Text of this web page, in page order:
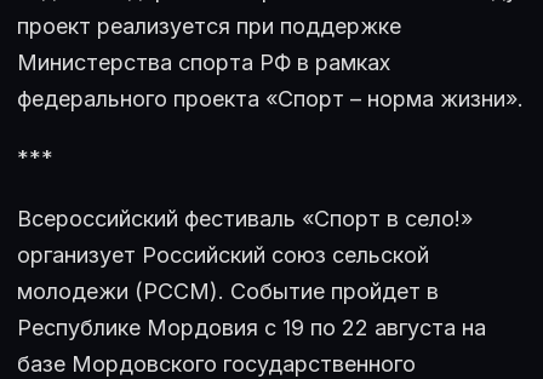
проект реализуется при поддержке
Министерства спорта РФ в рамках
федерального проекта «Спорт – норма жизни».
***
Всероссийский фестиваль «Спорт в село!»
организует Российский союз сельской
молодежи (РССМ). Событие пройдет в
Республике Мордовия с 19 по 22 августа на
базе Мордовского государственного